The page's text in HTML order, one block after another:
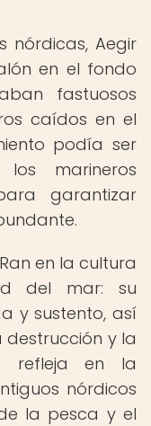
nórdicas, Aegir
en el fondo
fastuosos
caídos en el
podía ser
marineros
garantizar
en la cultura
del mar: su
y sustento, así
y la
refleja en la
nórdicos
la pesca y el